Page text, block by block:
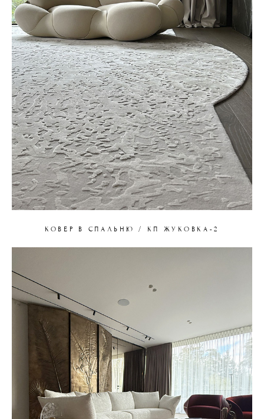
КОВЕР В СПАЛЬНЮ / КП ЖУКОВКА-2